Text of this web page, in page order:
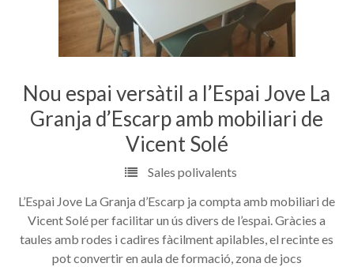
Nou espai versàtil a l’Espai Jove La
Granja d’Escarp amb mobiliari de
Vicent Solé
Sales polivalents
L’Espai Jove La Granja d’Escarp ja compta amb mobiliari de
Vicent Solé per facilitar un ús divers de l’espai. Gràcies a
taules amb rodes i cadires fàcilment apilables, el recinte es
pot convertir en aula de formació, zona de jocs